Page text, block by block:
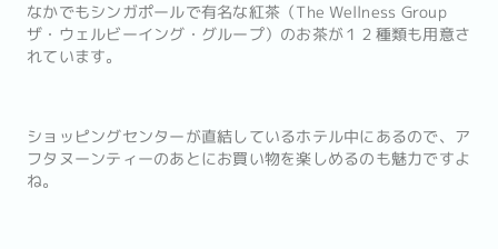
なかでもシンガポールで有名な紅茶（The Wellness Group
ザ・ウェルビーイング・グループ）のお茶が１２種類も用意さ
れています。
ショッピングセンターが直結しているホテル中にあるので、ア
フタヌーンティーのあとにお買い物を楽しめるのも魅力ですよ
ね。